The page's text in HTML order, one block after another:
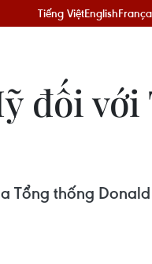
Tiếng ViệtEnglish
đối
Tổng thống